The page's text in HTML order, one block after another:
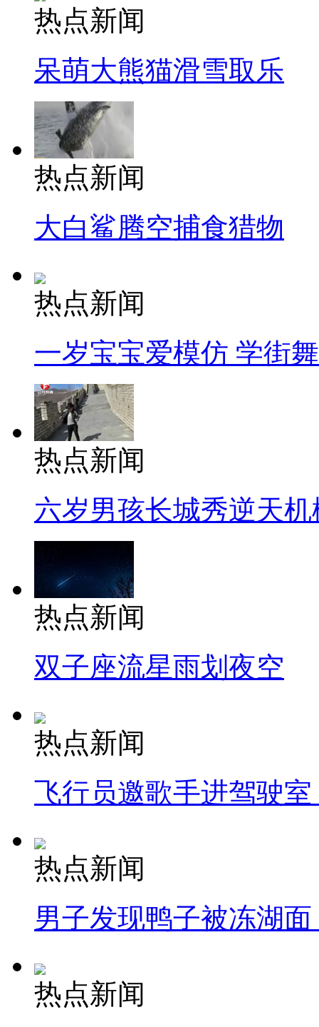
热点新闻
呆萌大熊猫滑雪取乐
热点新闻
大白鲨腾空捕食猎物
热点新闻
一岁宝宝爱模仿 学街
热点新闻
六岁男孩长城秀逆天机
热点新闻
双子座流星雨划夜空
热点新闻
飞行员邀歌手进驾驶
热点新闻
男子发现鸭子被冻湖
热点新闻